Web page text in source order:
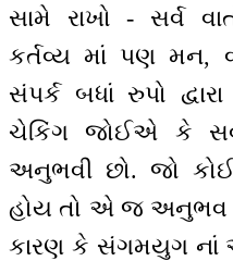
સામે રાખો - સર્વ
કર્તવ્ય માં પણ મન,
સંપર્ક બધાં રુપો
ચેકિંગ જોઈએ કે
અનુભવી છો. જો
હોય તો એ જ અનુભવ
કારણ કે સંગમયુગ નાં